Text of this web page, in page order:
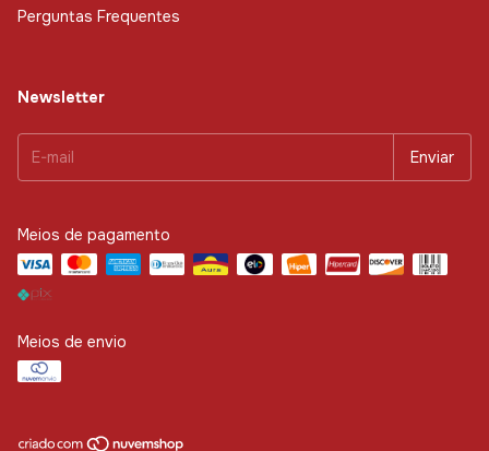
Perguntas Frequentes
Newsletter
Meios de pagamento
Meios de envio